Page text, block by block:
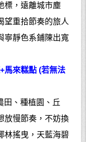
標，遠離城市塵
望重拾節奏的旅人
寧靜色系鋪陳出寬
+馬來糕點 (若無法
田、種植園、丘
放慢節奏，不妨換
林搖曳，天藍海碧